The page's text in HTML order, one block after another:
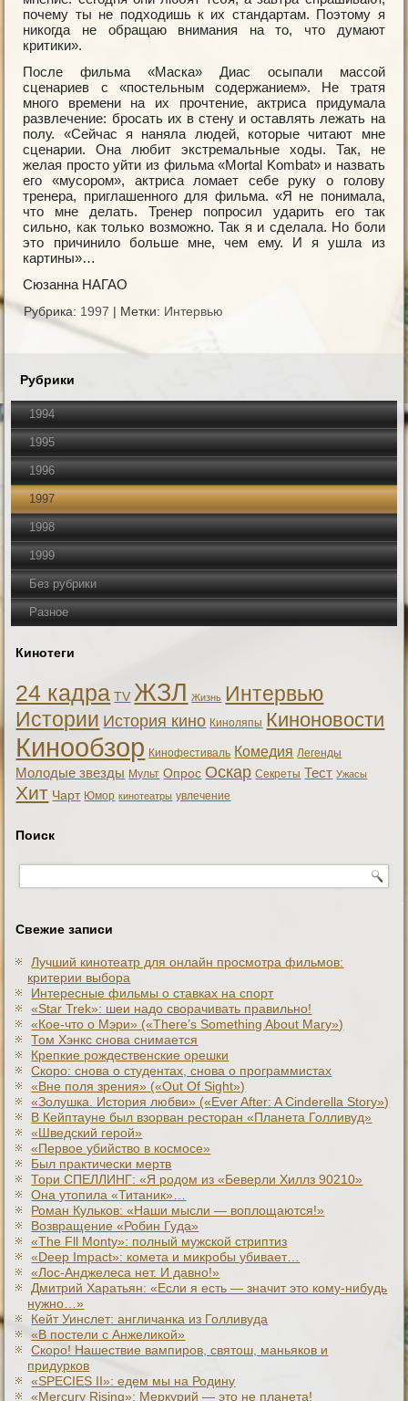
почему ты не подходишь к их стандартам. Поэтому я
никогда не обращаю внимания на то, что думают
критики».
После фильма «Маска» Диас осыпали массой
сценариев с «постельным содержанием». Не тратя
много времени на их прочтение, актриса придумала
развлечение: бросать их в стену и оставлять лежать на
полу. «Сейчас я наняла людей, которые читают мне
сценарии. Она любит экстремальные ходы. Так, не
желая просто уйти из фильма «Mortal Kombat» и назвать
его «мусором», актриса ломает себе руку о голову
тренера, приглашенного для фильма. «Я не понимала,
что мне делать. Тренер попросил ударить его так
сильно, как только возможно. Так я и сделала. Но боли
это причинило больше мне, чем ему. И я ушла из
картины»…
Сюзанна НАГАО
Рубрика: 1997 | Метки: Интервью
Рубрики
1994
1995
1996
1997
1998
1999
Без рубрики
Разное
Кинотеги
24 кадра TV ЖЗЛ Жизнь Интервью
Истории История кино Киноляпы Киноновости
Кинообзор Кинофестиваль Комедия Легенды
Молодые звезды Мульт Опрос Оскар Секреты Тест Ужасы
Хит Чарт Юмор кинотеатры увлечение
Поиск
Свежие записи
Лучший кинотеатр для онлайн просмотра фильмов:
критерии выбора
Интересные фильмы о ставках на спорт
«Star Trek»: шеи надо сворачивать правильно!
«Кое-что о Мэри» («There’s Something About Mary»)
Том Хэнкс снова снимается
Крепкие рождественские орешки
Скоро: снова о студентах, снова о программистах
«Вне поля зрения» («Out Of Sight»)
«Золушка. История любви» («Ever After: A Cinderеlla Story»)
В Кейптауне был взорван ресторан «Планета Голливуд»
«Шведский герой»
«Первое убийство в космосе»
Был практически мертв
Тори СПЕЛЛИНГ: «Я родом из «Беверли Хиллз 90210»
Она утопила «Титаник»…
Роман Кульков: «Наши мысли — воплощаются!»
Возвращение «Робин Гуда»
«The Fll Monty»: полный мужской стриптиз
«Deep Impact»: комета и микробы убивает…
«Лос-Анджелеса нет. И давно!»
Дмитрий Харатьян: «Если я есть — значит это кому-нибудь
нужно…»
Кейт Уинслет: англичанка из Голливуда
«В постели с Анжеликой»
Скоро! Нашествие вампиров, святош, маньяков и
придурков
«SPECIES II»: едем мы на Родину
«Mercury Rising»: Меркурий — это не планета!